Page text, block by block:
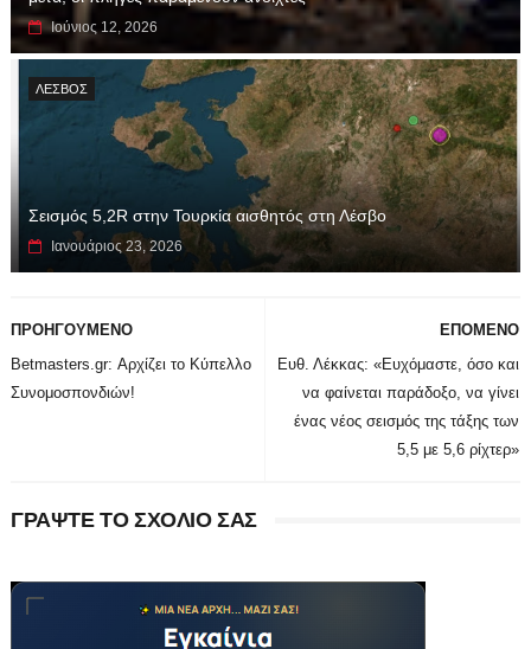
Ιούνιος 12, 2026
ΛΕΣΒΟΣ
Σεισμός 5,2R στην Τουρκία αισθητός στη Λέσβο
Ιανουάριος 23, 2026
ΕΠΟΜΕΝΟ
Ευθ. Λέκκας: «Ευχόμαστε, όσο και
να φαίνεται παράδοξο, να γίνει
ένας νέος σεισμός της τάξης των
5,5 με 5,6 ρίχτερ»
ΠΡΟΗΓΟΥΜΕΝΟ
Betmasters.gr: Αρχίζει το Κύπελλο
Συνομοσπονδιών!
ΓΡΑΨΤΕ ΤΟ ΣΧΟΛΙΟ ΣΑΣ